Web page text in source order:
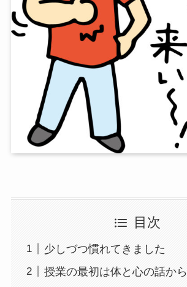
目次
少しづつ慣れてきました
授業の最初は体と心の話から